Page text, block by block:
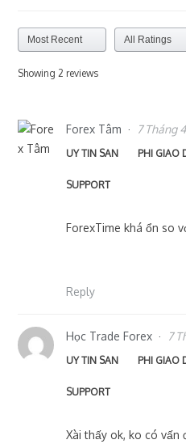
Showing 2 reviews
Forex Tâm 7 Tháng
UY TIN SAN PHI GIAO
SUPPORT
ForexTime khá ổn so
Reply
Học Trade Forex 7
UY TIN SAN PHI GIAO
SUPPORT
Xài thấy ok, ko có vấn